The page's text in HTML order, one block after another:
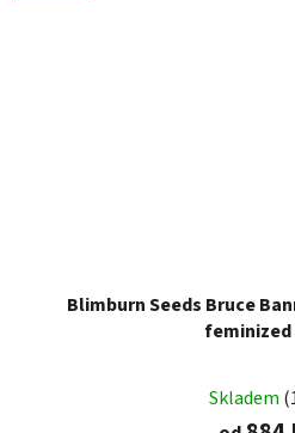
Blimburn Seeds Bruce
Skladem